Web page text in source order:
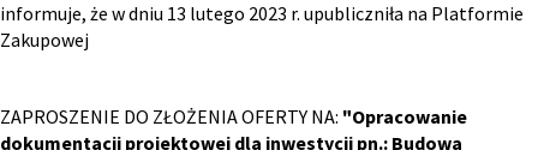
informuje, że w dniu 13 lutego 2023 r. upubliczniła na Platformie
Zakupowej
ZAPROSZENIE DO ZŁOŻENIA OFERTY NA: "Opracowanie
dokumentacji projektowej dla inwestycji pn.: Budowa